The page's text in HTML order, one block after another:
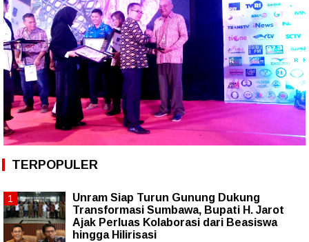
TERPOPULER
Unram Siap Turun Gunung Dukung
Transformasi Sumbawa, Bupati H. Jarot
Ajak Perluas Kolaborasi dari Beasiswa
hingga Hilirisasi